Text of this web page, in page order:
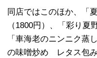
同店ではこのほか、「
（1800円）、「彩り夏
「車海老のニンニク蒸
の味噌炒め レタス包